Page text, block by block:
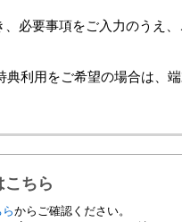
必要事項をご入力のうえ、
典利用をご希望の場合は、
ちら
からご確認ください。